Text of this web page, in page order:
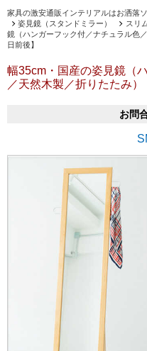
家具の激安通販インテリアルはお洒落
姿見鏡（スタンドミラー）
スリ
鏡（ハンガーフック付／ナチュラル色
日前後】
幅35cm・国産の姿見鏡（
／天然木製／折りたたみ）
お問